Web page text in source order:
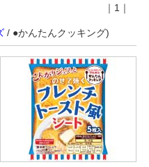
｜1｜
/ ●かんたんクッキング)